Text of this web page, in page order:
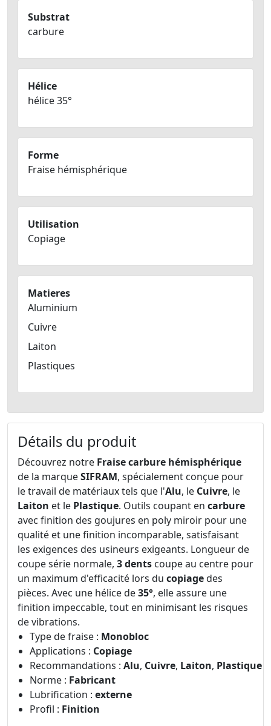
Substrat
carbure
Hélice
hélice 35°
Forme
Fraise hémisphérique
Utilisation
Copiage
Matieres
Aluminium
Cuivre
Laiton
Plastiques
Détails du produit
Découvrez notre Fraise carbure hémisphérique
de la marqueSIFRAM, spécialement conçue pour
le travail de matériaux tels que l'Alu, le Cuivre, le
Laiton et le Plastique. Outils coupant en carbure
avec finition des goujures en poly miroir pour une
qualité et une finition incomparable, satisfaisant
les exigences des usineurs exigeants. Longueur de
coupe série normale, 3 dents coupe au centre pour
un maximum d'efficacité lors du copiagedes
pièces. Avec une hélice de35°, elle assure une
finition impeccable, tout en minimisant les risques
de vibrations.
Type de fraise : Monobloc
Applications : Copiage
Recommandations : Alu, Cuivre, Laiton, Plastique
Norme : Fabricant
Lubrification : externe
Profil : Finition